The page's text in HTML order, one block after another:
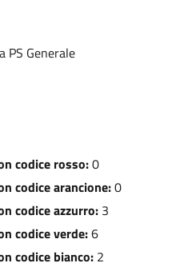
PS Generale
codice rosso:0
codice arancione:0
codice azzurro: 3
codice verde:6
codice bianco: 2